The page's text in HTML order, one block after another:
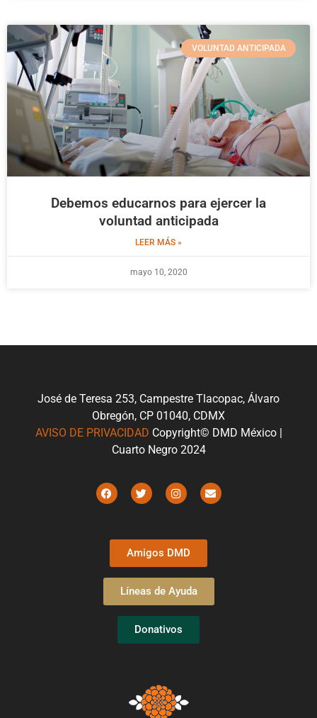
VOLUNTAD ANTICIPADA
Debemos educarnos para ejercer la
voluntad anticipada
LEER MÁS »
mayo 10, 2020
José de Teresa 253, Campestre Tlacopac, Álvaro
Obregón, CP 01040, CDMX
AVISO DE PRIVACIDAD Copyright© DMD México |
Cuarto Negro 2024
Amigos DMD
Líneas de Ayuda
Donativos